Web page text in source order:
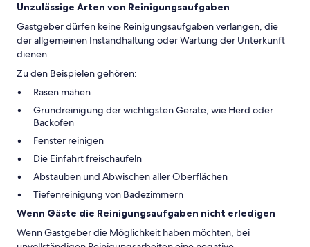
Unzulässige Arten von Reinigungsaufgaben
Gastgeber dürfen keine Reinigungsaufgaben verlangen, die
der allgemeinen Instandhaltung oder Wartung der Unterkunft
dienen.
Zu den Beispielen gehören:
Rasen mähen
Grundreinigung der wichtigsten Geräte, wie Herd oder
Backofen
Fenster reinigen
Die Einfahrt freischaufeln
Abstauben und Abwischen aller Oberflächen
Tiefenreinigung von Badezimmern
Wenn Gäste die Reinigungsaufgaben nicht erledigen
Wenn Gastgeber die Möglichkeit haben möchten, bei